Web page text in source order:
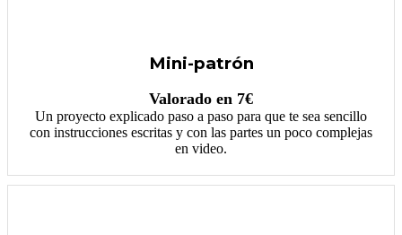
Mini-patrón
Valorado en 7€
Un proyecto explicado paso a paso para que te sea sencillo
con instrucciones escritas y con las partes un poco complejas
en video.